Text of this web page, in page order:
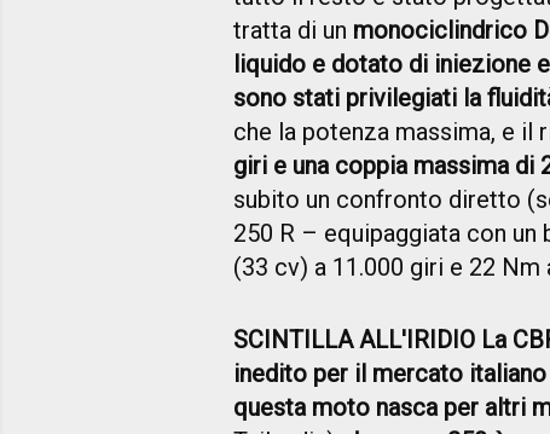
tratta di un monociclindrico
liquido e dotato di iniezione
sono stati privilegiati la
che la potenza massima, e il
giri e una coppia massima di
subito un confronto diretto
250 R – equipaggiata con
(33 cv) a 11.000 giri e 22 Nm
SCINTILLA ALL'IRIDIO La
inedito per il mercato
questa moto nasca per altri